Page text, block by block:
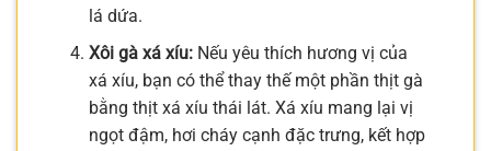
lá dứa.
Xôi gà xá xíu:Nếu yêu thích hương vị của
xá xíu, bạn có thể thay thế một phần thịt gà
bằng thịt xá xíu thái lát. Xá xíu mang lại vị
ngọt đậm, hơi cháy cạnh đặc trưng, kết hợp